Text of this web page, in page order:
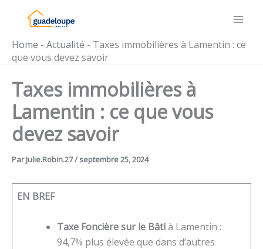
Home - Actualité - Taxes immobilières à Lamentin : ce
que vous devez savoir
Taxes immobilières à
Lamentin : ce que vous
devez savoir
ParJulie.Robin.27/ septembre 25, 2024
EN BREF
Taxe Foncière sur le Bâtià Lamentin :
94,7% plus élevée que dans d’autres